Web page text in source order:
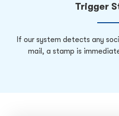
Trigger
If our system detects any
mail, a stamp is